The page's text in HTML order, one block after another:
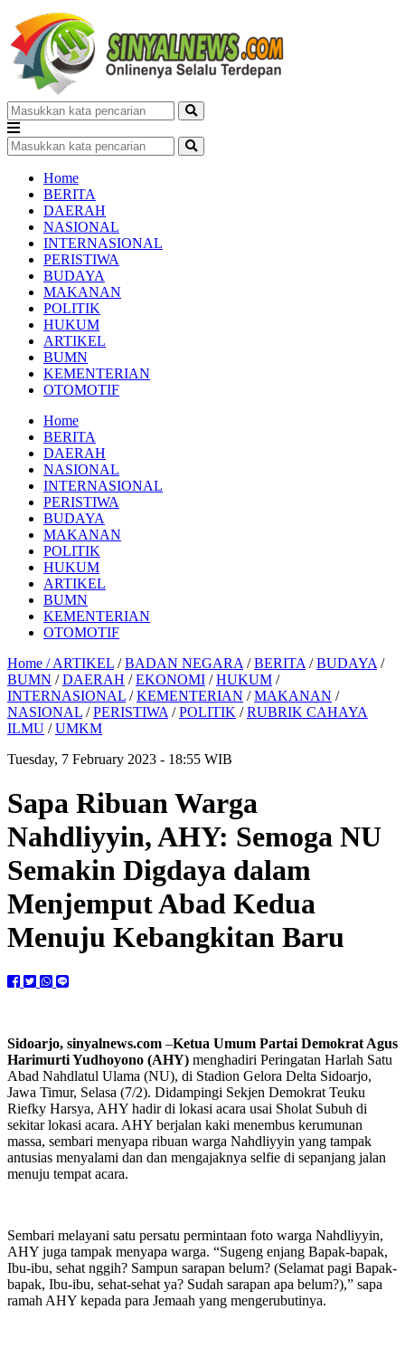
Home
BERITA
DAERAH
NASIONAL
INTERNASIONAL
PERISTIWA
BUDAYA
MAKANAN
POLITIK
HUKUM
ARTIKEL
BUMN
KEMENTERIAN
OTOMOTIF
Home
BERITA
DAERAH
NASIONAL
INTERNASIONAL
PERISTIWA
BUDAYA
MAKANAN
POLITIK
HUKUM
ARTIKEL
BUMN
KEMENTERIAN
OTOMOTIF
Home /ARTIKEL /BADAN NEGARA /BERITA /BUDAYA /
BUMN /DAERAH /EKONOMI /HUKUM /
INTERNASIONAL /KEMENTERIAN /MAKANAN /
NASIONAL /PERISTIWA /POLITIK /RUBRIK CAHAYA
ILMU /UMKM
Tuesday, 7 February 2023 - 18:55 WIB
Sapa Ribuan Warga
Nahdliyyin, AHY: Semoga NU
Semakin Digdaya dalam
Menjemput Abad Kedua
Menuju Kebangkitan Baru
Sidoarjo, sinyalnews.com –Ketua Umum Partai Demokrat Agus
Harimurti Yudhoyono (AHY) menghadiri Peringatan Harlah Satu
Abad Nahdlatul Ulama (NU), di Stadion Gelora Delta Sidoarjo,
Jawa Timur, Selasa (7/2). Didampingi Sekjen Demokrat Teuku
Riefky Harsya, AHY hadir di lokasi acara usai Sholat Subuh di
sekitar lokasi acara. AHY berjalan kaki menembus kerumunan
massa, sembari menyapa ribuan warga Nahdliyyin yang tampak
antusias menyalami dan dan mengajaknya selfie di sepanjang jalan
menuju tempat acara.
Sembari melayani satu persatu permintaan foto warga Nahdliyyin,
AHY juga tampak menyapa warga. “Sugeng enjang Bapak-bapak,
Ibu-ibu, sehat nggih? Sampun sarapan belum? (Selamat pagi Bapak-
bapak, Ibu-ibu, sehat-sehat ya? Sudah sarapan apa belum?),” sapa
ramah AHY kepada para Jemaah yang mengerubutinya.